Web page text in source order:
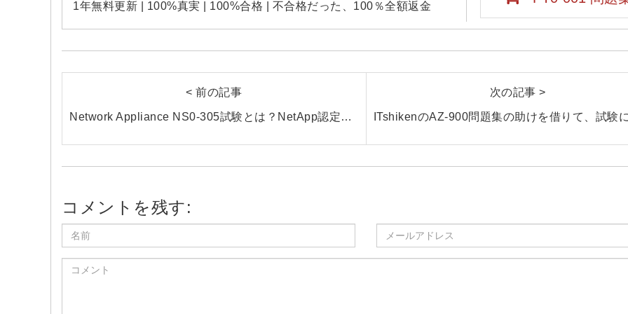
1年無料更新 | 100%真実 | 100%合格 | 不合格だった、100％全額返金
< 前の記事
Network Appliance NS0-305試験とは？NetApp認定資格の最新情報と効率的な学習方法を紹介
次の記事 >
コメントを残す: